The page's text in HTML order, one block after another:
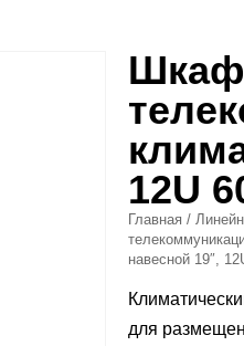
Шкаф
12U
Главная /
навесной 19″,
для